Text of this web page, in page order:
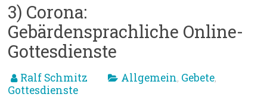
3) Corona:
Gebärdensprachliche Online-
Gottesdienste
Ralf Schmitz Allgemein, Gebete,
Gottesdienste